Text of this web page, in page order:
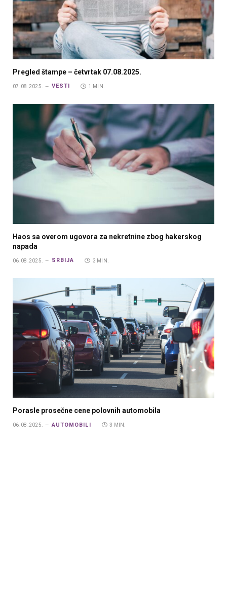
Pregled štampe – četvrtak 07.08.2025.
07.08.2025. VESTI 1 MIN.
Haos sa overom ugovora za nekretnine zbog hakerskog
napada
06.08.2025. SRBIJA 3 MIN.
Porasle prosečne cene polovnih automobila
06.08.2025. AUTOMOBILI 3 MIN.